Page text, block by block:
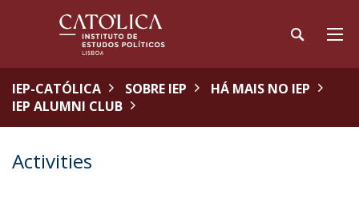
IEP-CATÓLICA SOBRE IEP
HÁ MAIS NO IEP
IEP ALUMNI CLUB
Activities